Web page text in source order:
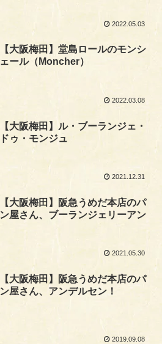
2022.05.03
【大阪梅田】堂島ロールのモンシ
ェール（Moncher）
2022.03.08
【大阪梅田】ル・ブーランジェ・
ドゥ・モンジュ
2021.12.31
【大阪梅田】阪急うめだ本店のパ
ン屋さん、ブーランジェリーアン
2021.05.30
【大阪梅田】阪急うめだ本店のパ
ン屋さん、アンデルセン！
2019.09.08